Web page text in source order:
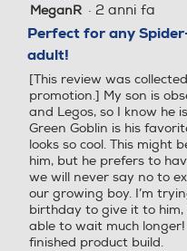
5
5
stelle.
MeganR · 2 anni fa
Perfect for any
adult!
[This review was
promotion.] My son is
and Legos, so I know he
Green Goblin is his
looks so cool. This might
him, but he prefers to
we will never say no to
our growing boy. I’m
birthday to give it to him,
able to wait much
finished product build.